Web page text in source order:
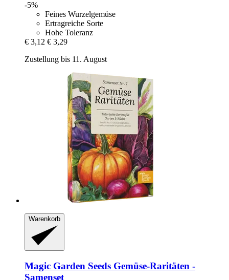
-5%
Feines Wurzelgemüse
Ertragreiche Sorte
Hohe Toleranz
€ 3,12 € 3,29
Zustellung bis 11. August
Warenkorb
Magic Garden Seeds Gemüse-​Raritäten -​
Samenset